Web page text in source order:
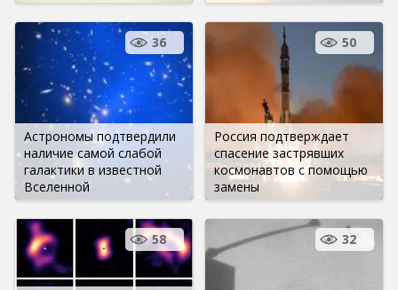
Астрономы подтвердили
наличие самой слабой
галактики в известной
Вселенной
36
Россия подтверждает
спасение застрявших
космонавтов с помощью
замены
50
58 32